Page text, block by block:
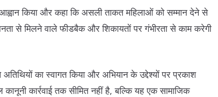
किया और कहा कि असली ताकत महिलाओं को सम्मान देने से
से मिलने वाले फीडबैक और शिकायतों पर गंभीरता से काम करेगी
का स्वागत किया और अभियान के उद्देश्यों पर प्रकाश
कार्रवाई तक सीमित नहीं है, बल्कि यह एक सामाजिक